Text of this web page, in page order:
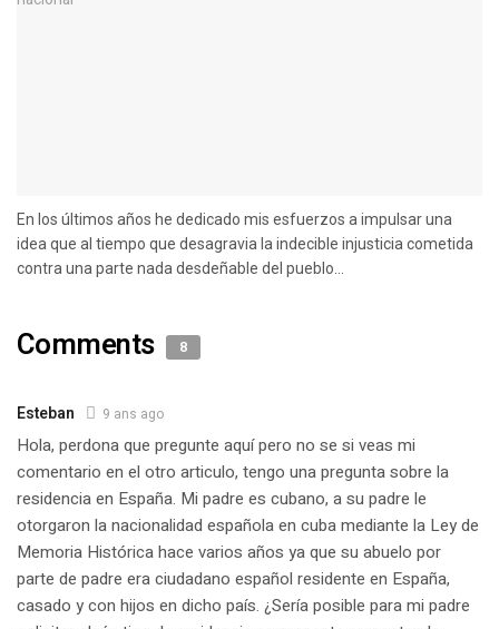
En los últimos años he dedicado mis esfuerzos a impulsar una
idea que al tiempo que desagravia la indecible injusticia cometida
contra una parte nada desdeñable del pueblo...
Comments 8
Esteban 9 ans ago
Hola, perdona que pregunte aquí pero no se si veas mi
comentario en el otro articulo, tengo una pregunta sobre la
residencia en España. Mi padre es cubano, a su padre le
otorgaron la nacionalidad española en cuba mediante la Ley de
Memoria Histórica hace varios años ya que su abuelo por
parte de padre era ciudadano español residente en España,
casado y con hijos en dicho país. ¿Sería posible para mi padre